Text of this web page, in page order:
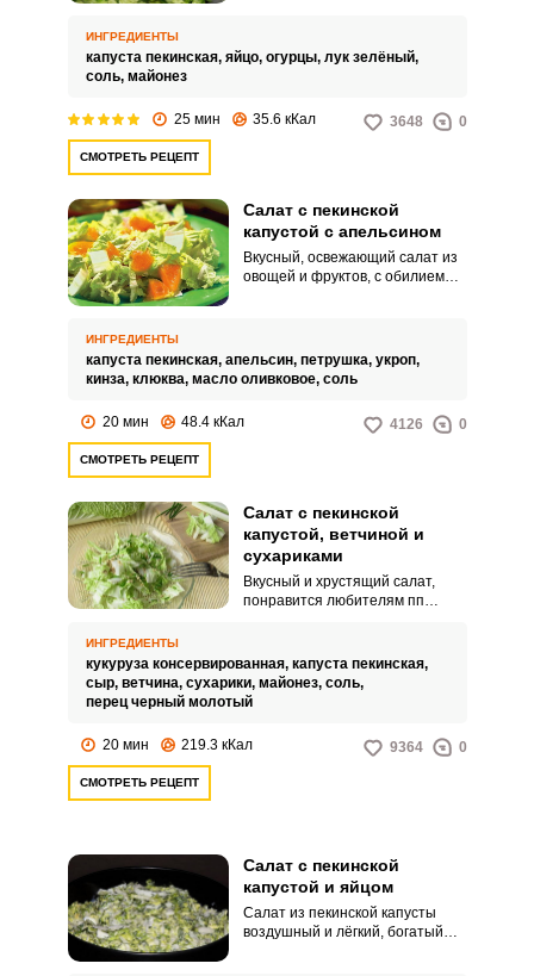
ИНГРЕДИЕНТЫ
капуста пекинская, яйцо, огурцы, лук зелёный,
соль, майонез
25 мин 35.6 кКал 3648 0
СМОТРЕТЬ РЕЦЕПТ
Салат с пекинской
капустой с апельсином
Вкусный, освежающий салат из
овощей и фруктов, с обилием
ИНГРЕДИЕНТЫ
капуста пекинская, апельсин, петрушка, укроп,
кинза, клюква, масло оливковое, соль
20 мин 48.4 кКал 4126 0
СМОТРЕТЬ РЕЦЕПТ
Салат с пекинской
капустой, ветчиной и
сухариками
Вкусный и хрустящий салат,
понравится любителям пп
хорошим вариантом для ужина.
ИНГРЕДИЕНТЫ
кукуруза консервированная, капуста пекинская,
сыр, ветчина, сухарики, майонез, соль,
перец черный молотый
20 мин 219.3 кКал 9364 0
СМОТРЕТЬ РЕЦЕПТ
Салат с пекинской
капустой и яйцом
Салат из пекинской капусты
воздушный и лёгкий, богатый